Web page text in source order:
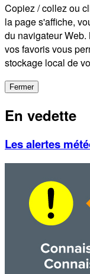
Copiez / collez ou
la page s'affiche,
du navigateur
vos favoris vous
stockage local de
Fermer
En vedette
Les alertes